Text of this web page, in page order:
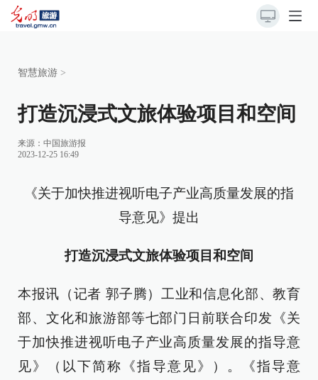
智慧旅游 >
打造沉浸式文旅体验项目和空间
来源： 中国旅游报
2023-12-25 16:49
《关于加快推进视听电子产业高质量发展的指
导意见》提出
打造沉浸式文旅体验项目和空间
本报讯（记者 郭子腾）工业和信息化部、教育
部、文化和旅游部等七部门日前联合印发《关
于加快推进视听电子产业高质量发展的指导意
见》（以下简称《指导意见》）。《指导意